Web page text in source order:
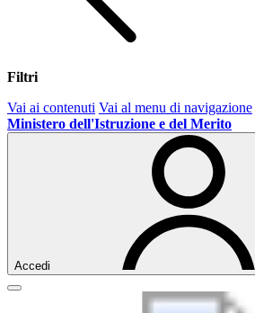
Filtri
Vai ai contenuti Vai al menu di navigazione
Ministero dell'Istruzione e del Merito
Accedi